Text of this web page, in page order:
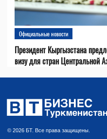
Официальные новости
Президент Кыргызстана
визу для стран Центральной
© 2026 БТ. Все права защищены.